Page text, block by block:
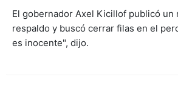
El gobernador Axel Kicillof publicó un
respaldo y buscó cerrar filas en el
es inocente", dijo.